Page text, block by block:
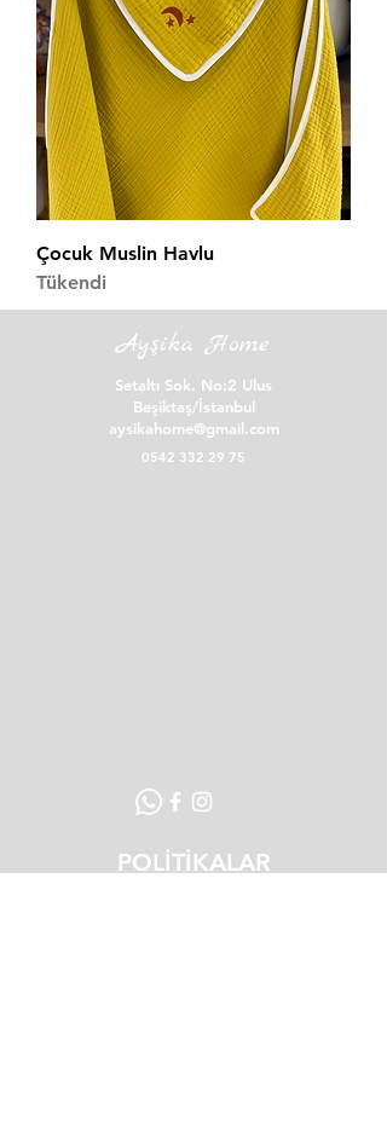
Çocuk Muslin Havlu
Tükendi
Ayşika Home
Setaltı Sok. No:2 Ulus
Beşiktaş/İstanbul
aysikahome@gmail.com
0542 332 29 75
POLİTİKALAR